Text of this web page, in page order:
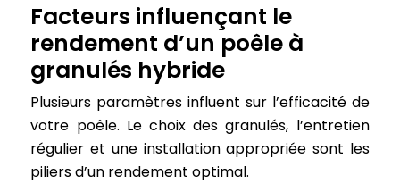
Facteurs influençant le
rendement d’un poêle à
granulés hybride
Plusieurs paramètres influent sur l’efficacité de
votre poêle. Le choix des granulés, l’entretien
régulier et une installation appropriée sont les
piliers d’un rendement optimal.